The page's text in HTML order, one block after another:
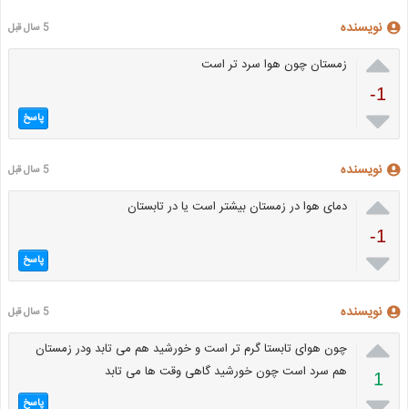
نویسنده 5 سال قبل

-1

زمستان چون هوا سرد تر است
پاسخ
نویسنده 5 سال قبل

-1

دمای هوا در زمستان بیشتر است یا در تابستان
پاسخ
نویسنده 5 سال قبل

1
چون هوای تابستا گرم تر است و خورشید هم می تابد ودر زمستان
هم سرد است چون خورشید گاهی وقت ها می تابد
پاسخ